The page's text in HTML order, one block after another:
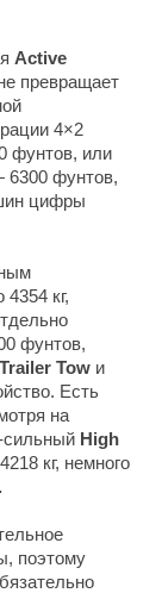
Active
превращает
4×2
фунтов, или
фунтов,
цифры
кг,
фунтов,
Tow и
Есть
на
сильный High
кг, немного
поэтому